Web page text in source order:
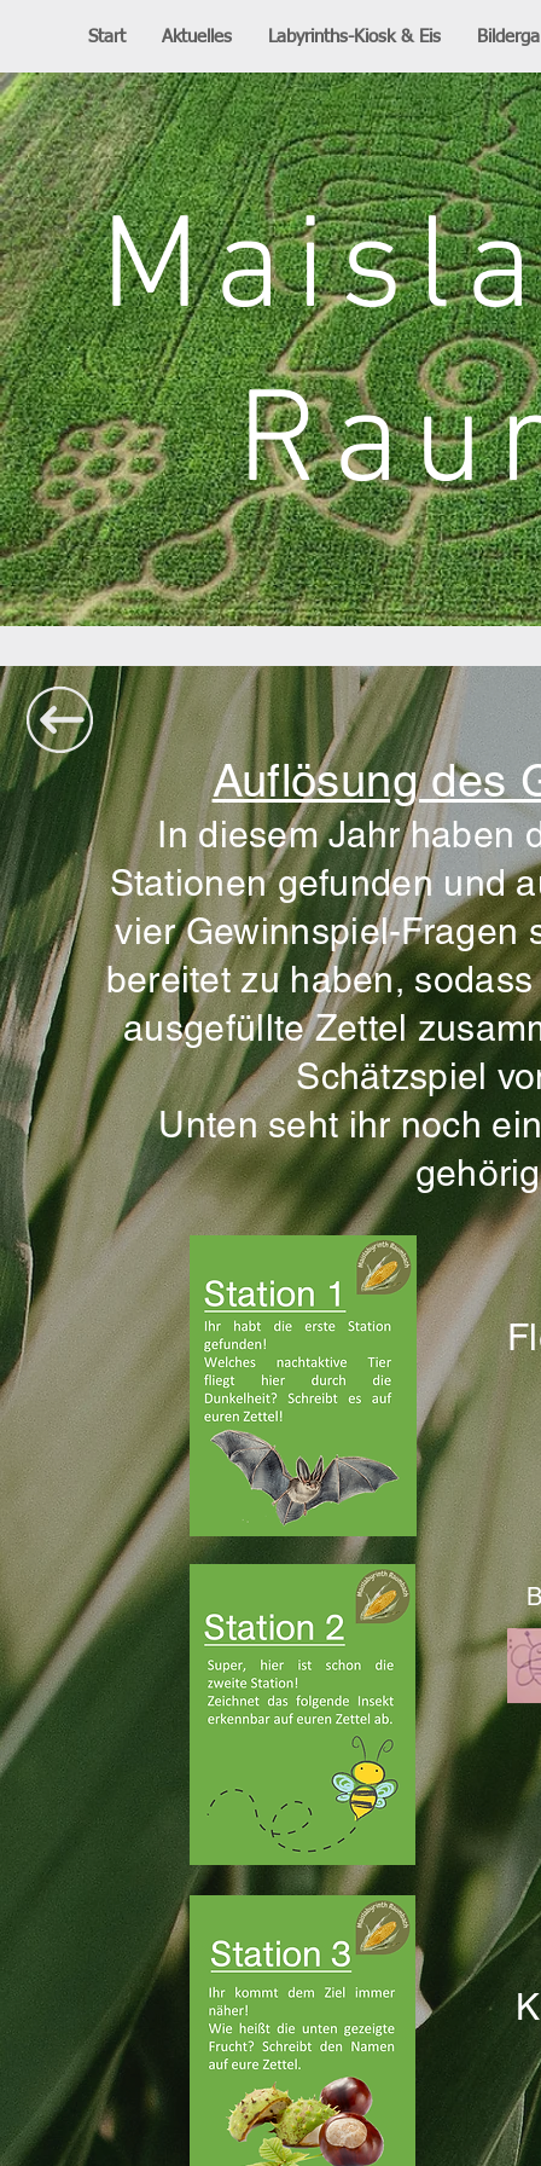
Start Aktuelles Labyrinths-Kiosk & Eis
Auflösung des
In diesem Jahr haben
Stationen gefunden und
vier Gewinnspiel-Fragen
bereitet zu haben,
ausgefüllte Zettel
Schätzspiel
Unten seht ihr noch